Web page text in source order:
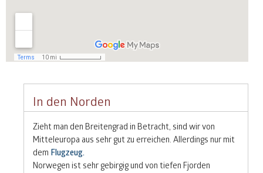
In den Norden
Zieht man den Breitengrad in Betracht, sind wir von
Mitteleuropa aus sehr gut zu erreichen. Allerdings nur mit
dem Flugzeug.
Norwegen ist sehr gebirgig und von tiefen Fjorden